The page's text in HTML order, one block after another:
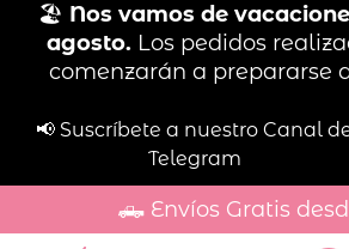
🏖️ Nos vamos de
agosto. Los pedidos
comenzarán a prepararse
📢 Suscríbete a nuestro Canal
Telegram
🛻 Envíos Gratis